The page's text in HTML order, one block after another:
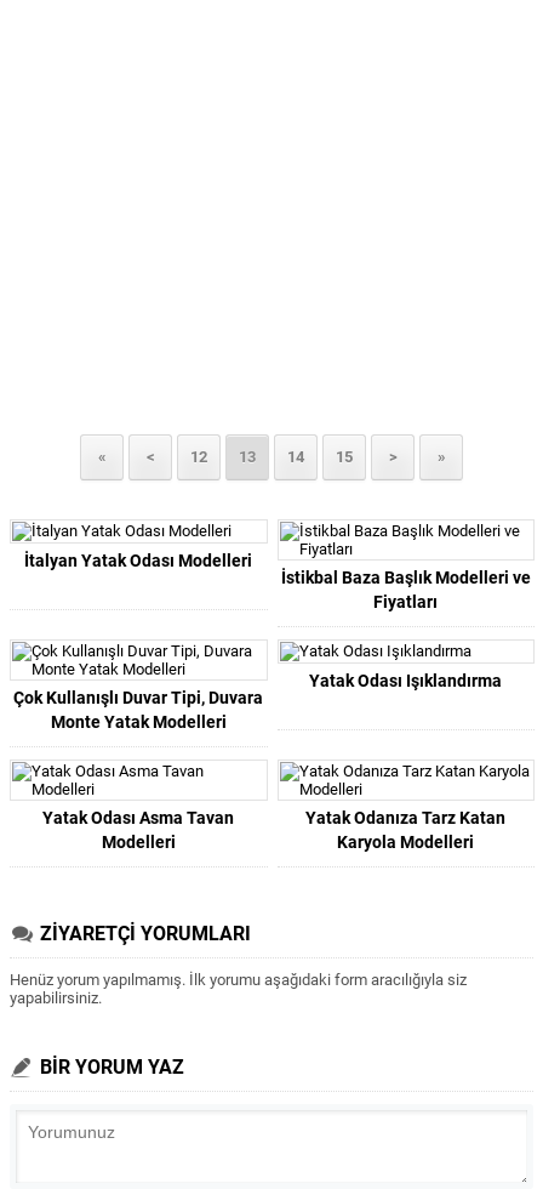
« < 12 13 14 15 > »
İtalyan Yatak Odası Modelleri
İstikbal Baza Başlık Modelleri ve
Fiyatları
Çok Kullanışlı Duvar Tipi, Duvara
Monte Yatak Modelleri
Yatak Odası Işıklandırma
Yatak Odası Asma Tavan
Modelleri
Yatak Odanıza Tarz Katan
Karyola Modelleri
ZİYARETÇİ YORUMLARI
Henüz yorum yapılmamış. İlk yorumu aşağıdaki form aracılığıyla siz
yapabilirsiniz.
BİR YORUM YAZ